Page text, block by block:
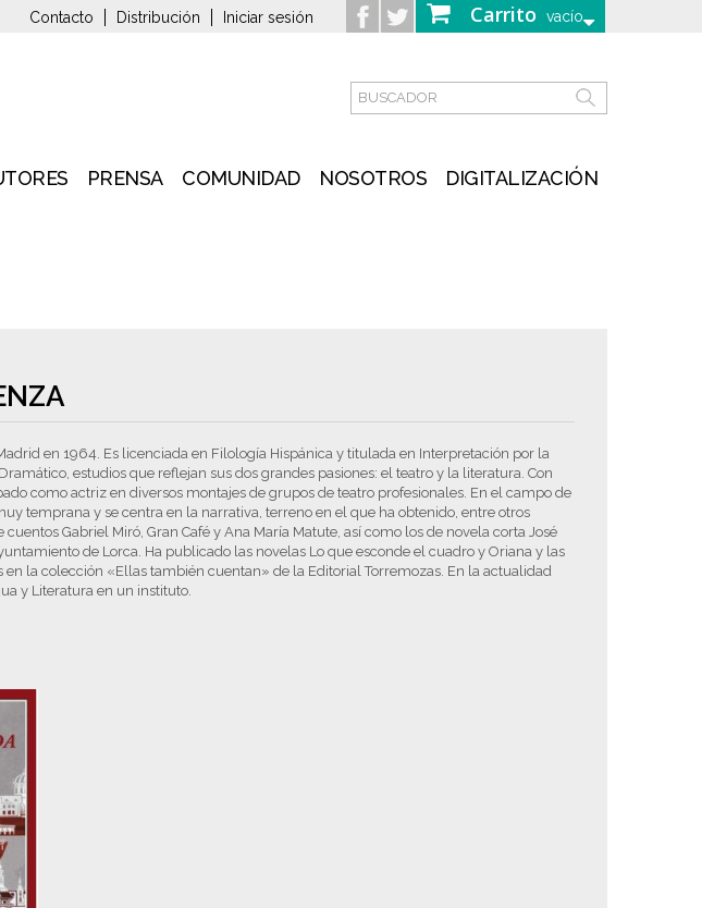
Carrito vacío
Contacto Distribución Iniciar sesión
PRENSA COMUNIDAD NOSOTROS DIGITALIZACIÓN
en 1964. Es licenciada en Filología Hispánica y titulada en Interpretación por la
estudios que reflejan sus dos grandes pasiones: el teatro y la literatura. Con
como actriz en diversos montajes de grupos de teatro profesionales. En el campo de
temprana y se centra en la narrativa, terreno en el que ha obtenido, entre otros
Gabriel Miró, Gran Café y Ana María Matute, así como los de novela corta José
de Lorca. Ha publicado las novelas Lo que esconde el cuadro y Oriana y las
en la colección «Ellas también cuentan» de la Editorial Torremozas. En la actualidad
y Literatura en un instituto.